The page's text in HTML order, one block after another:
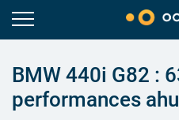
BMW 440i G82 :
performances